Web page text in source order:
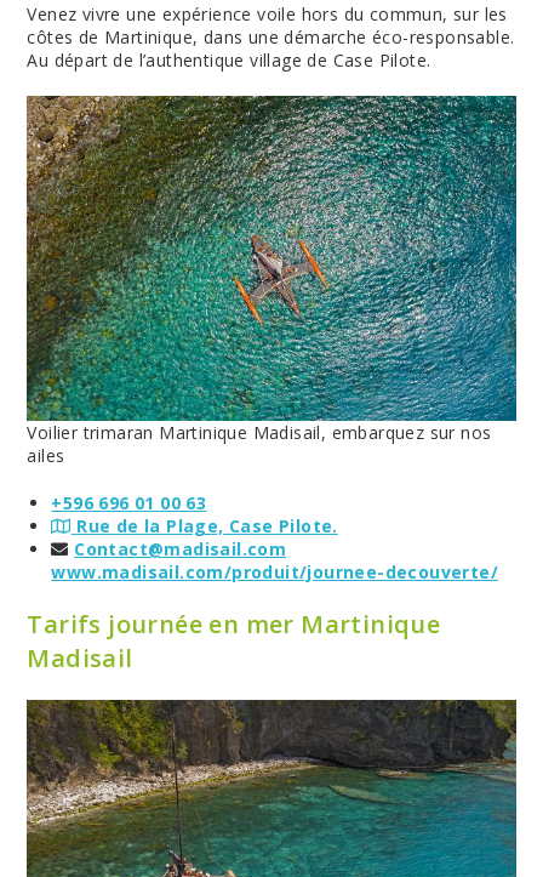
Venez vivre une expérience voile hors du commun, sur les
côtes de Martinique, dans une démarche éco-responsable.
Au départ de l’authentique village de Case Pilote.
Voilier trimaran Martinique Madisail, embarquez sur nos
ailes
+596 696 01 00 63
Rue de la Plage, Case Pilote.
Contact@madisail.com
www.madisail.com/produit/journee-decouverte/
Tarifs journée en mer Martinique
Madisail